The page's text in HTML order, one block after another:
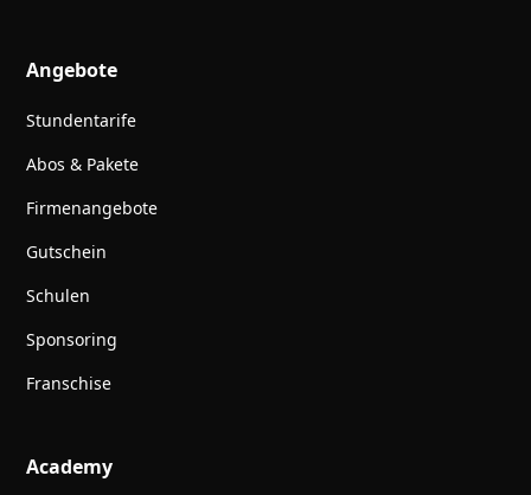
Angebote
Stundentarife
Abos & Pakete
Firmenangebote
Gutschein
Schulen
Sponsoring
Franschise
Academy